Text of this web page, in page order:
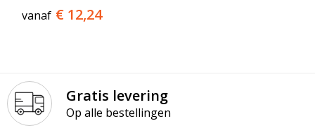
vanaf € 12,24
Gratis levering
Op alle bestellingen